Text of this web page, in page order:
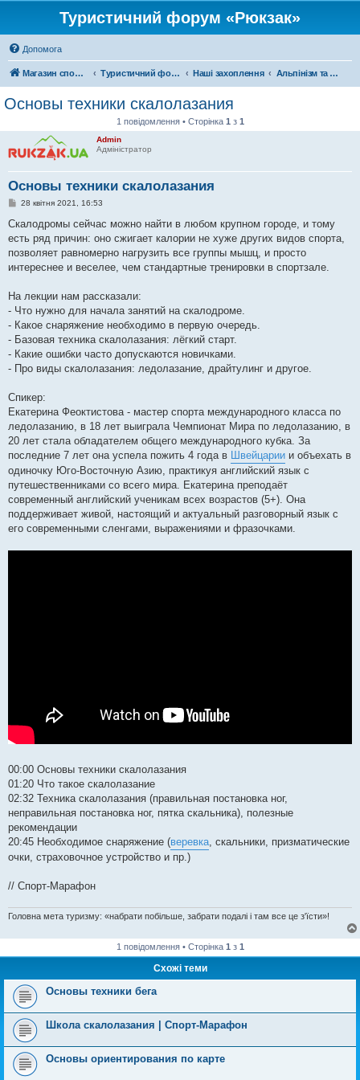
Туристичний форум «Рюкзак»
Допомога
Магазин спорядження Туристичний форум «Рюкзак» Наші захоплення Альпінізм та скелелазіння
Основы техники скалолазания
1 повідомлення • Сторінка 1 з 1
Admin
Адміністратор
Основы техники скалолазания
П
в
д
о
л
н
я
28 квітня 2021, 16:53
Скалодромы сейчас можно найти в любом крупном городе, и тому
есть ряд причин: оно сжигает калории не хуже других видов спорта,
позволяет равномерно нагрузить все группы мышц, и просто
интереснее и веселее, чем стандартные тренировки в спортзале.
На лекции нам рассказали:
- Что нужно для начала занятий на скалодроме.
- Какое снаряжение необходимо в первую очередь.
- Базовая техника скалолазания: лёгкий старт.
- Какие ошибки часто допускаются новичками.
- Про виды скалолазания: ледолазание, драйтулинг и другое.
Спикер:
Екатерина Феоктистова - мастер спорта международного класса по
ледолазанию, в 18 лет выиграла Чемпионат Мира по ледолазанию, в
20 лет стала обладателем общего международного кубка. За
последние 7 лет она успела пожить 4 года в Швейцарии и объехать в
одиночку Юго-Восточную Азию, практикуя английский язык с
путешественниками со всего мира. Екатерина преподаёт
современный английский ученикам всех возрастов (5+). Она
поддерживает живой, настоящий и актуальный разговорный язык с
его современными сленгами, выражениями и фразочками.
00:00​ Основы техники скалолазания
01:20​ Что такое скалолазание
02:32​ Техника скалолазания (правильная постановка ног,
неправильная постановка ног, пятка скальника), полезные
рекомендации
20:45​ Необходимое снаряжение (веревка , скальники, призматические
очки, страховочное устройство и пр.)
// Спорт-Марафон
Головна мета туризму: «набрати побільше, забрати подалі і там все це з'їсти»!
1 повідомлення • Сторінка 1 з 1
Схожі теми
Основы техники бега
Школа скалолазания | Спорт-Марафон
Основы ориентирования по карте